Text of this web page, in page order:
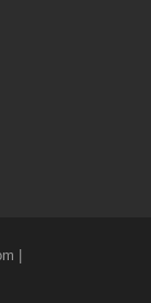
|